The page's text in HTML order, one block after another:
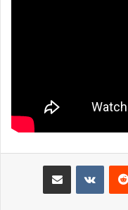
مشاركة عبر البريد